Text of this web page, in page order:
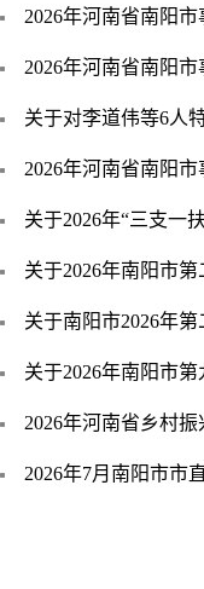
2026年河南省南阳
2026年河南省南阳
关于对李道伟等6人
2026年河南省南阳
关于2026年“三支一
关于2026年南阳市
关于南阳市2026年
关于2026年南阳市
2026年河南省乡村
2026年7月南阳市市